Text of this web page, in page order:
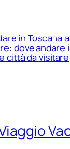
in Toscana a
dove andare
città da visitare